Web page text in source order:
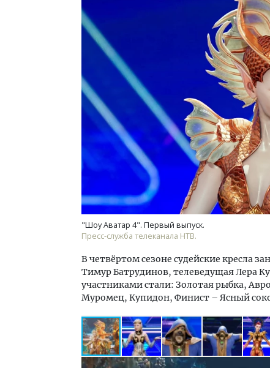
"Шоу Аватар 4". Первый выпуск.
Пресс-служба телеканала НТВ.
В четвёртом сезоне судейские кресла
Тимур Батрудинов, телеведущая Лера
участниками стали: Золотая рыбка,
Муромец, Купидон, Финист – Ясный